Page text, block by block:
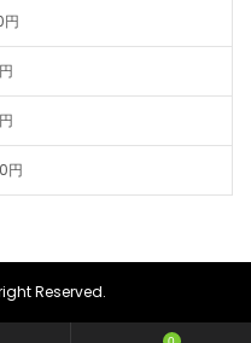
円
円
Reserved.